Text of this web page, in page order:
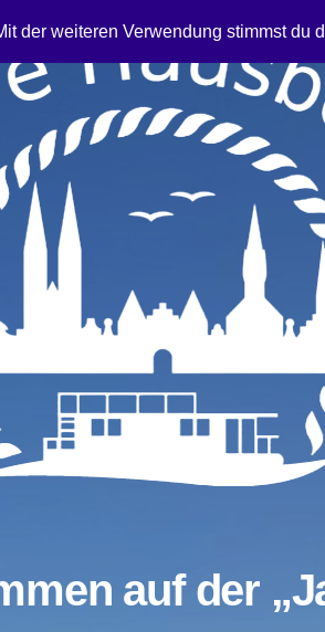
auf der
der weiteren Verwendung stimmst du